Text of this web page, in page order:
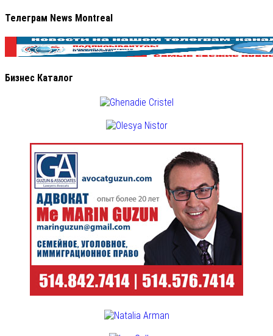
Телеграм News Montreal
Бизнес Каталог